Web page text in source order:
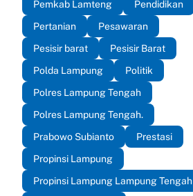
Pemkab Lamteng
Pendidikan
Pertanian
Pesawaran
Pesisir barat
Pesisir Barat
Polda Lampung
Politik
Polres Lampung Tengah
Polres Lampung Tengah.
Prabowo Subianto
Prestasi
Propinsi Lampung
Propinsi Lampung Lampung Tengah